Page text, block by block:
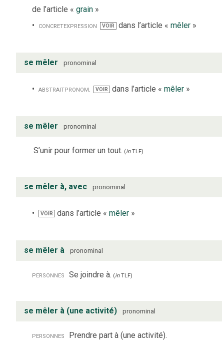
de l’article « grain »
concretexpression VOIR dans l’article « mêler»
se mêler pronominal
abstraitpronom. VOIR dans l’article « mêler»
se mêler pronominal
S’unir pour former un tout. (inTLF)
se mêler à, avec pronominal
VOIR dans l’article «mêler »
se mêler à pronominal
personnes Se joindre à. (inTLF)
se mêler à (une activité) pronominal
personnes Prendre part à (une activité).